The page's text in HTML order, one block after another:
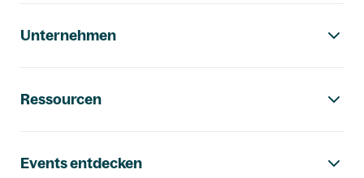
Unternehmen
Ressourcen
Events entdecken